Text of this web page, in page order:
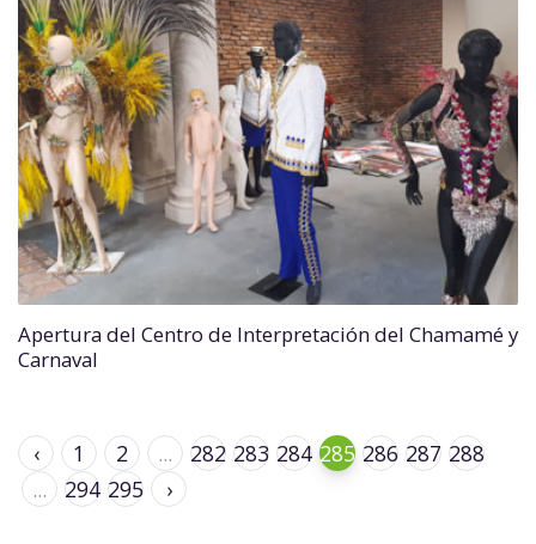
Apertura del Centro de Interpretación del Chamamé y
Carnaval
‹ 1 2 ... 282 283 284 285 286 287 288
...
294 295 ›